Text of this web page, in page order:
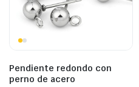
Pendiente redondo con
perno de acero